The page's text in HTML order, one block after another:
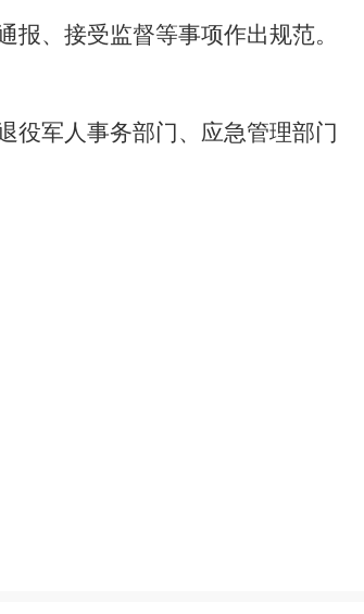
、接受监督等事项作出规范。
役军人事务部门、应急管理部门